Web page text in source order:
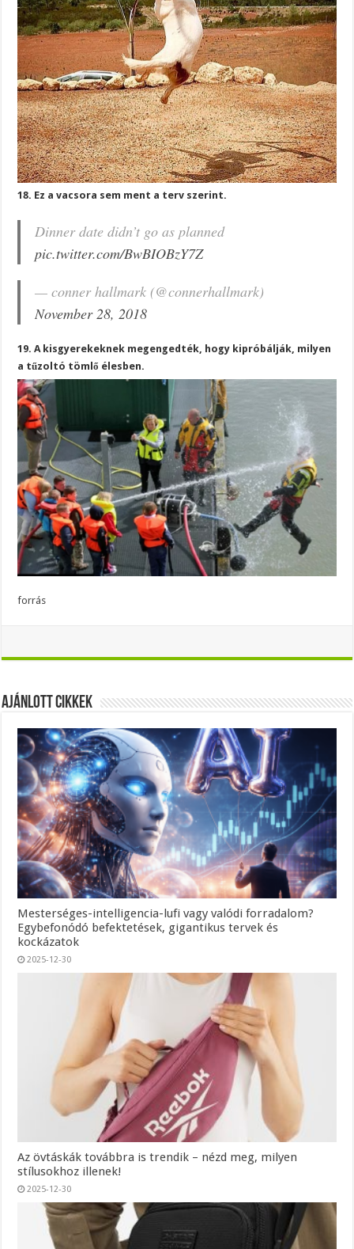
18. Ez a vacsora sem ment a terv szerint.
Dinner date didn’t go as planned
pic.twitter.com/BwBIOBzY7Z
— conner hallmark (@connerhallmark)
November 28, 2018
19. A kisgyerekeknek megengedték, hogy kipróbálják, milyen
a tűzoltó tömlő élesben.
forrás
Ajánlott Cikkek
Mesterséges-intelligencia-lufi vagy valódi forradalom?
Egybefonódó befektetések, gigantikus tervek és
kockázatok
2025-12-30
Az övtáskák továbbra is trendik – nézd meg, milyen
stílusokhoz illenek!
2025-12-30